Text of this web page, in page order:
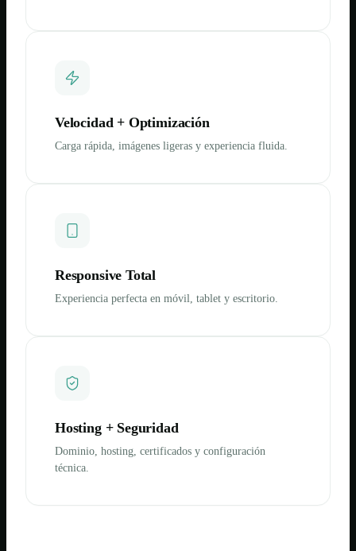
Velocidad + Optimización
Carga rápida, imágenes ligeras y experiencia fluida.
Responsive Total
Experiencia perfecta en móvil, tablet y escritorio.
Hosting + Seguridad
Dominio, hosting, certificados y configuración
técnica.